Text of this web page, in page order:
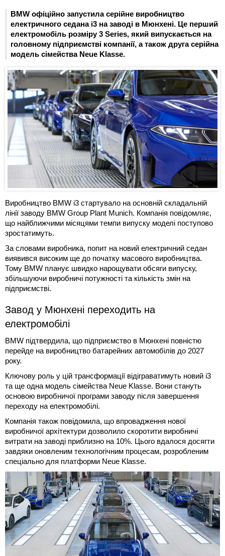
BMW офіційно запустила серійне виробництво
електричного седана i3 на заводі в Мюнхені. Це перший
електромобіль розміру 3 Series, який випускається на
головному підприємстві компанії, а також друга серійна
модель сімейства Neue Klasse.
Виробництво BMW i3 стартувало на основній складальній
лінії заводу BMW Group Plant Munich. Компанія повідомляє,
що найближчими місяцями темпи випуску моделі поступово
зростатимуть.
За словами виробника, попит на новий електричний седан
виявився високим ще до початку масового виробництва.
Тому BMW планує швидко нарощувати обсяги випуску,
збільшуючи виробничі потужності та кількість змін на
підприємстві.
Завод у Мюнхені переходить на
електромобілі
BMW підтвердила, що підприємство в Мюнхені повністю
перейде на виробництво батарейних автомобілів до 2027
року.
Ключову роль у цій трансформації відіграватимуть новий i3
та ще одна модель сімейства Neue Klasse. Вони стануть
основою виробничої програми заводу після завершення
переходу на електромобілі.
Компанія також повідомила, що впровадження нової
виробничої архітектури дозволило скоротити виробничі
витрати на заводі приблизно на 10%. Цього вдалося досягти
завдяки оновленим технологічним процесам, розробленим
спеціально для платформи Neue Klasse.